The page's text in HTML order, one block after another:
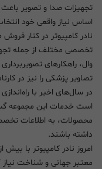
تجهیزات صدا و تصویر
اساس نیاز واقعی خود
نادر کامپیوتر در کنار
تخصصی مختلف از جمله
وال، راهکارهای
تصاویر پزشکی را نیز در
در سال‌های اخیر با
است خدمات این مجموعه
محصولات، به اطلاعات
داشته باشند.
معتبر جهانی و شناخت نیاز